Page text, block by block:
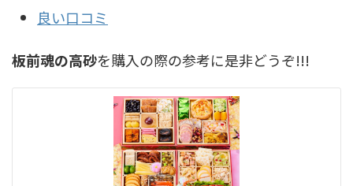
良い口コミ
板前魂の高砂を購入の際の参考に是非どうぞ!!!